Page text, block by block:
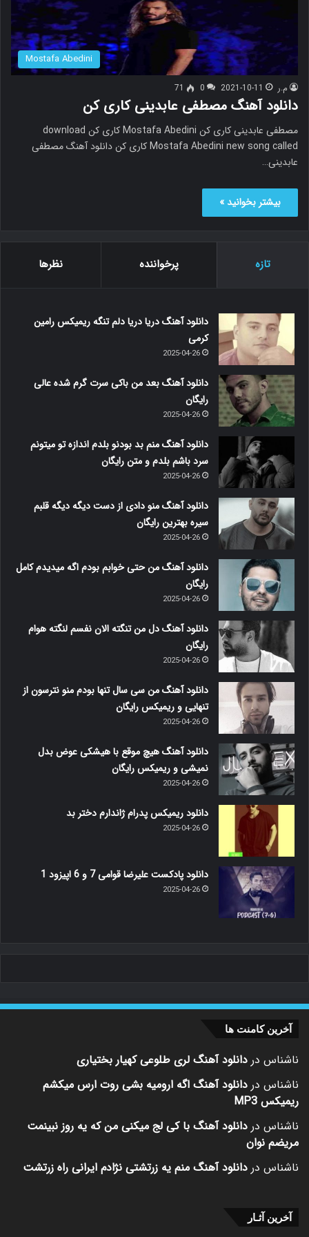
Mostafa Abedini
م.ر 2021-10-11
0
71
دانلود آهنگ مصطفی عابدینی کاری کن
مصطفی عابدینی کاری کن Mostafa Abedini کاری کن download
Mostafa Abedini new song called کاری کن دانلود آهنگ مصطفی
عابدینی…
بیشتر بخوانید »
تازه پرخواننده نظرها
دانلود آهنگ دریا دریا دلم تنگه ریمیکس رامین
کرمی
2025-04-26
دانلود آهنگ بعد من باکی سرت گرم شده عالی
رایگان
2025-04-26
دانلود آهنگ منم بد بودنو بلدم اندازه تو میتونم
سرد باشم بلدم و متن رایگان
2025-04-26
دانلود آهنگ منو دادی از دست دیگه دیگه قلبم
سیره بهترین رایگان
2025-04-26
دانلود آهنگ من حتی خوابم بودم اگه میدیدم کامل
رایگان
2025-04-26
دانلود آهنگ دل من تنگته الان نفسم لنگته هوام
رایگان
2025-04-26
دانلود آهنگ من سی سال تنها بودم منو نترسون از
تنهایی و ریمیکس رایگان
2025-04-26
دانلود آهنگ هیچ موقع با هیشکی عوض بدل
نمیشی و ریمیکس رایگان
2025-04-26
دانلود ریمیکس پدرام ژاندارم دختر بد
2025-04-26
دانلود پادکست علیرضا قوامی 7 و 6 اپیزود 1
2025-04-26
آخرین کامنت ها
ناشناس در دانلود آهنگ لری طلوعی کهیار بختیاری
ناشناس در دانلود آهنگ اگه ارومیه بشی روت ارس میکشم
ریمیکس MP3
ناشناس در دانلود آهنگ با کی لج میکنی من که یه روز نبینمت
مریضم نوان
ناشناس در دانلود آهنگ منم یه زرتشتی نژادم ایرانی راه زرتشت
آخرین آثـار